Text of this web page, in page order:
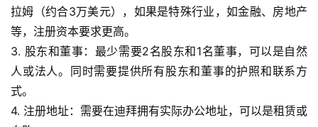
拉姆（约合3万美元），如果是特殊行业，如金融、房地产
等，注册资本要求更高。
3. 股东和董事： 最少需要2名股东和1名董事，可以是自然
人或法人。同时需要提供所有股东和董事的护照和联系方
式。
4. 注册地址： 需要在迪拜拥有实际办公地址，可以是租赁或